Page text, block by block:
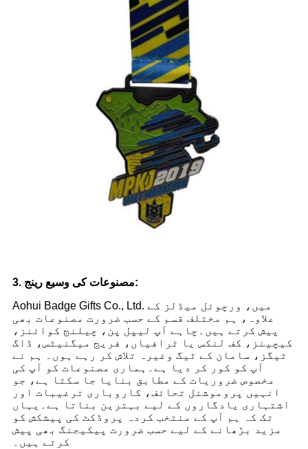
3. مصنوعات کی وسیع رینج:
Aohui Badge Gifts Co., Ltd. میں، ورچوئل میڈلز کے
علاوہ، ہم مختلف قسم کے حسب ضرورت مصنوعات بھی
پیش کرتے ہیں۔چاہے آپ لیپل پن، چیلنج کوائنز،
کیچینز، کف لنکس یا ٹرافیاں، فریج میگنیٹس، ڈاگ
ٹیگز، سامان کے ٹیگ وغیرہ تلاش کر رہے ہوں۔ ہم نے
آپ کو کور کر دیا ہے۔ہماری مصنوعات کو آپ کی
مخصوص ضروریات کے مطابق بنایا جا سکتا ہے، جو
انہیں پروموشنل تحائف، کاروباری ترغیبات اور
اشتہاری یادگاروں کے لیے بہترین بناتا ہے۔یہاں
تک کہ ہم آپ کے منتخب کردہ پروڈکٹ کی پیشکش کو
مزید بڑھانے کے لیے حسب ضرورت پیکیجنگ بھی پیش
کرتے ہیں۔